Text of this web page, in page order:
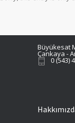
Büyükesat
Çankaya -
0 (543)